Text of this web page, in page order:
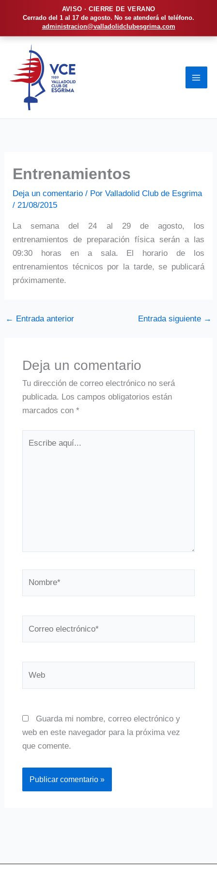
AVISO · CIERRE DE VERANO
Cerrado del 1 al 17 de agosto. No se atenderá el teléfono.
administracion@valladolidclubesgrima.com
contenido
Entrenamientos
Deja un comentario / PorValladolid Club de Esgrima
/ 21/08/2015
La semana del 24 al 29 de agosto, los
entrenamientos de preparación física serán a las
09:30 horas en a sala. El horario de los
entrenamientos técnicos por la tarde, se publicará
próximamente.
← Entrada anterior Entrada siguiente →
Deja un comentario
Tu dirección de correo electrónico no será
publicada. Los campos obligatorios están
marcados con *
Guarda mi nombre, correo electrónico y
web en este navegador para la próxima vez
que comente.